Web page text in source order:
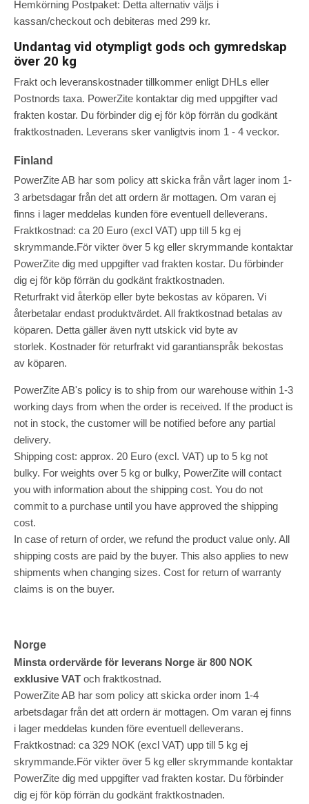
Hemkörning Postpaket: Detta alternativ väljs i
kassan/checkout och debiteras med 299 kr.
Undantag vid otympligt gods och gymredskap
över 20 kg
Frakt och leveranskostnader tillkommer enligt DHLs eller
Postnords taxa. PowerZite kontaktar dig med uppgifter vad
frakten kostar. Du förbinder dig ej för köp förrän du godkänt
fraktkostnaden. Leverans sker vanligtvis inom 1 - 4 veckor.
Finland
PowerZite AB har som policy att skicka från vårt lager inom 1-
3 arbetsdagar från det att ordern är mottagen. Om varan ej
finns i lager meddelas kunden före eventuell delleverans.
Fraktkostnad: ca 20 Euro (excl VAT) upp till 5 kg ej
skrymmande.För vikter över 5 kg eller skrymmande kontaktar
PowerZite dig med uppgifter vad frakten kostar. Du förbinder
dig ej för köp förrän du godkänt fraktkostnaden.
Returfrakt vid återköp eller byte bekostas av köparen. Vi
återbetalar endast produktvärdet. All fraktkostnad betalas av
köparen. Detta gäller även nytt utskick vid byte av
storlek. Kostnader för returfrakt vid garantianspråk bekostas
av köparen.
PowerZite AB's policy is to ship from our warehouse within 1-3
working days from when the order is received. If the product is
not in stock, the customer will be notified before any partial
delivery.
Shipping cost: approx. 20 Euro (excl. VAT) up to 5 kg not
bulky. For weights over 5 kg or bulky, PowerZite will contact
you with information about the shipping cost. You do not
commit to a purchase until you have approved the shipping
cost.
In case of return of order, we refund the product value only. All
shipping costs are paid by the buyer. This also applies to new
shipments when changing sizes. Cost for return of warranty
claims is on the buyer.
Norge
Minsta ordervärde för leverans Norge är 800 NOK
exklusive VAT och fraktkostnad.
PowerZite AB har som policy att skicka order inom 1-4
arbetsdagar från det att ordern är mottagen. Om varan ej finns
i lager meddelas kunden före eventuell delleverans.
Fraktkostnad: ca 329 NOK (excl VAT) upp till 5 kg ej
skrymmande.För vikter över 5 kg eller skrymmande kontaktar
PowerZite dig med uppgifter vad frakten kostar. Du förbinder
dig ej för köp förrän du godkänt fraktkostnaden.